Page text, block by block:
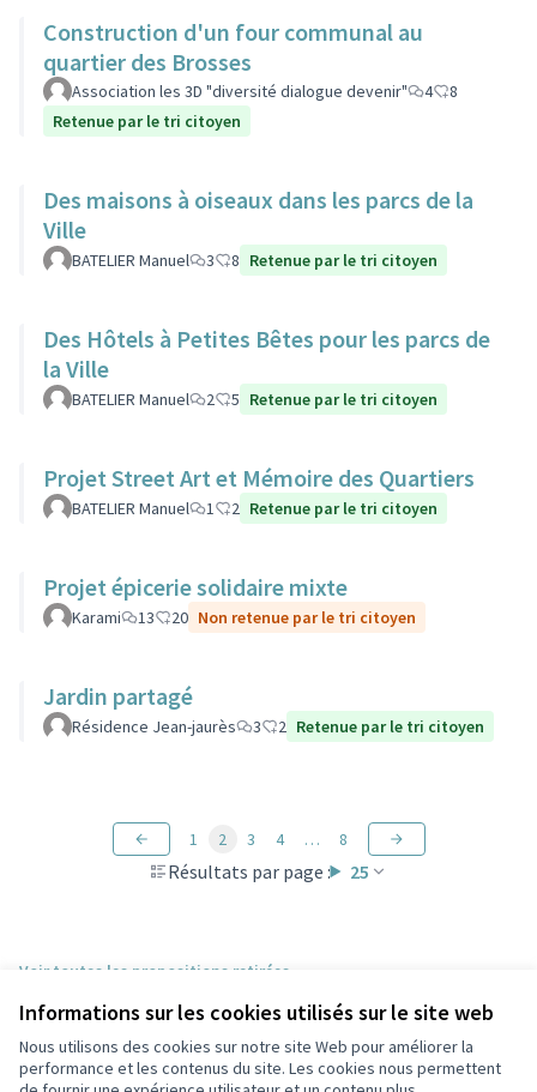
Informations sur les cookies utilisés sur le site web
Nous utilisons des cookies sur notre site Web pour améliorer la
performance et les contenus du site. Les cookies nous permettent
Construction d'un four communal au
quartier des Brosses
Association les 3D "diversité dialogue devenir" 4
8
Retenue par le tri citoyen
Des maisons à oiseaux dans les parcs de la
Ville
BATELIER Manuel 3 8 Retenue par le tri citoyen
Des Hôtels à Petites Bêtes pour les parcs de
la Ville
BATELIER Manuel 2 5 Retenue par le tri citoyen
Projet Street Art et Mémoire des Quartiers
BATELIER Manuel 1 2 Retenue par le tri citoyen
Projet épicerie solidaire mixte
Karami 13 20 Non retenue par le tri citoyen
Jardin partagé
Résidence Jean-jaurès 3 2 Retenue par le tri citoyen
Résultats par page : 25
1 2 3 4 … 8
Voir toutes les propositions retirées
Conditions d'utilisation
Paramètres des cookies